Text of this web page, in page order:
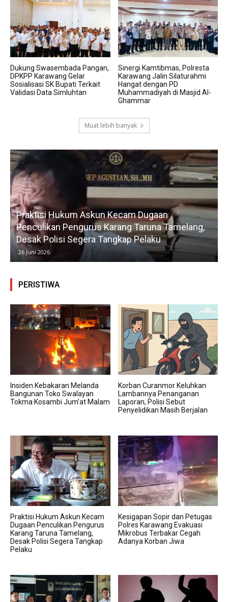
Dukung Swasembada Pangan,
DPKPP Karawang Gelar
Sosialisasi SK Bupati Terkait
Validasi Data Simluhtan
Sinergi Kamtibmas, Polresta
Karawang Jalin Silaturahmi
Hangat dengan PD
Muhammadiyah di Masjid Al-
Ghammar
Muat lebih banyak
Praktisi Hukum Askun Kecam Dugaan
Penculikan Pengurus Karang Taruna Tamelang,
Desak Polisi Segera Tangkap Pelaku
26 Juni 2026
PERISTIWA
Insiden Kebakaran Melanda
Bangunan Toko Swalayan
Tokma Kosambi Jum’at Malam
Korban Curanmor Keluhkan
Lambannya Penanganan
Laporan, Polisi Sebut
Penyelidikan Masih Berjalan
Praktisi Hukum Askun Kecam
Dugaan Penculikan Pengurus
Karang Taruna Tamelang,
Desak Polisi Segera Tangkap
Pelaku
Kesigapan Sopir dan Petugas
Polres Karawang Evakuasi
Mikrobus Terbakar Cegah
Adanya Korban Jiwa